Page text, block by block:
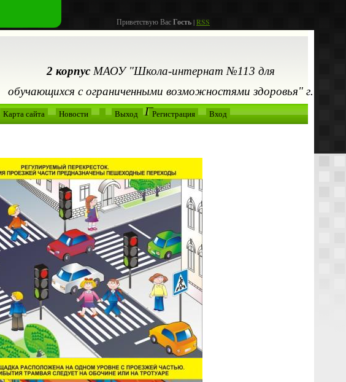
Приветствую ВасГость|RSS
2 корпус МАОУ "Школа-интернат №113 для
обучающихся с ограниченными возможностями здоровья" г.
Перми
Карта сайта Новости Выход Регистрация Вход